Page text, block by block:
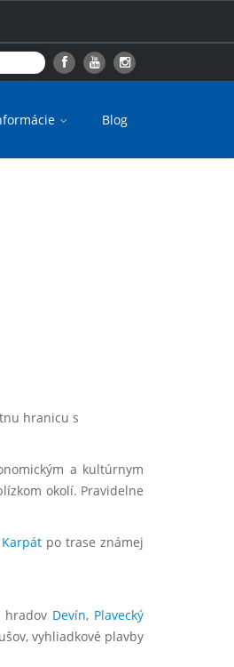
Blog
hranicu s
a kultúrnym
okolí. Pravidelne
po trase známej
hradov Devín, Plavecký
vyhliadkové plavby